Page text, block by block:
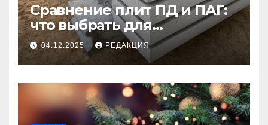
Сравнение плит ПД и ПАГ:
что выбрать для
долговечного и прочного
покрытия
04.12.2025 РЕДАКЦИЯ